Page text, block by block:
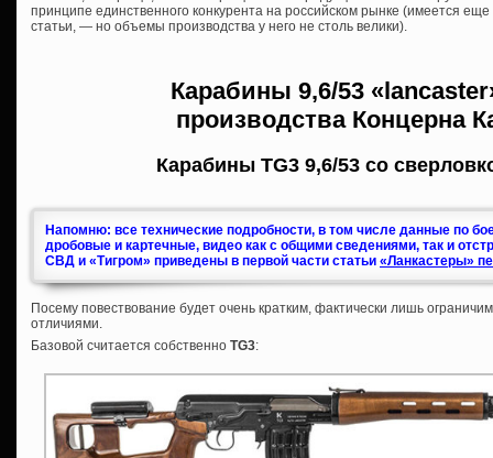
принципе единственного конкурента на российском рынке (имеется
статьи, — но объемы производства у него не столь велики).
Карабины 9,6/53
производства Концерна
Карабины TG3 9,6/53 со
Напомню: все технические подробности, в том числе данные по
дробовые и картечные, видео как с общими сведениями, так и
СВД и «Тигром» приведены в первой части статьи «Ланкастеры»
Посему повествование будет очень кратким, фактически лишь
отличиями.
Базовой считается собственно TG3: